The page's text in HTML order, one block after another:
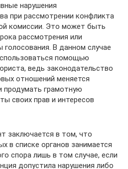
нарушения
при рассмотрении конфликта
комиссии. Это может быть
рассмотрения или
голосования. В данном случае
помощью
ведь законодательство
отношений меняется
продумать грамотную
своих прав и интересов
заключается в том, что
в списке органов занимается
спора лишь в том случае, если
допустила нарушения либо